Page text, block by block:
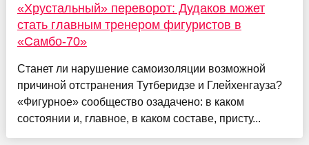
«Хрустальный» переворот: Дудаков может
стать главным тренером фигуристов в
«Самбо-70»
Станет ли нарушение самоизоляции возможной
причиной отстранения Тутберидзе и Глейхенгауза?
«Фигурное» сообщество озадачено: в каком
состоянии и, главное, в каком составе, присту...